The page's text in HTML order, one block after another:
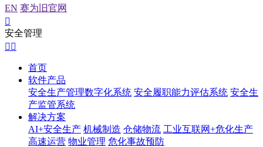
EN 赛为旧官网

安全管理
 
首页
软件产品
安全生产管理数字化系统 安全履职能力评估系统 安全生
产监管系统
解决方案
AI+安全生产 机械制造 仓储物流 工业互联网+危化生产
高速运营 物业管理 危化事故预防